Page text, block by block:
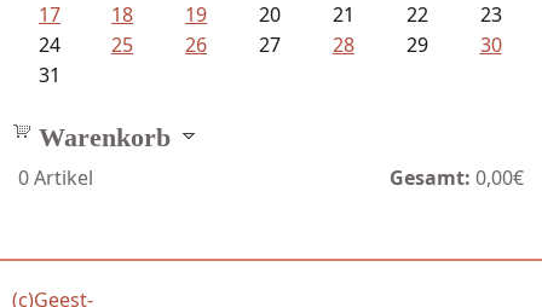
17
18 19 20 21 22
23
24
25 26 27 28 29
30
31
Warenkorb
0Artikel Gesamt: 0,00€
(c)Geest-